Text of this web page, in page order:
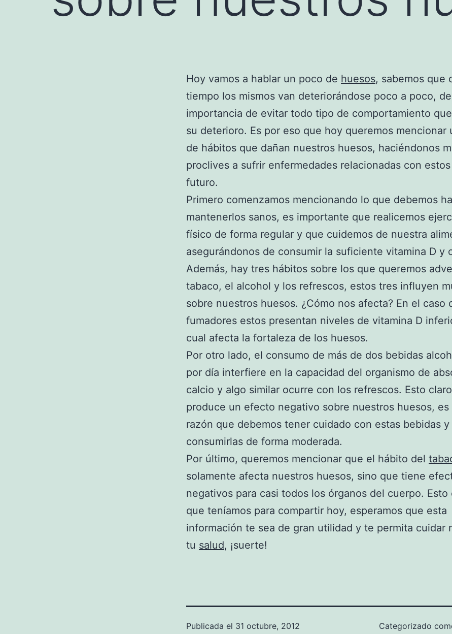
Hoy vamos a hablar un poco de huesos, sabemos que
tiempo los mismos van deteriorándose poco a poco,
importancia de evitar todo tipo de comportamiento
su deterioro. Es por eso que hoy queremos mencionar
de hábitos que dañan nuestros huesos, haciéndonos
proclives a sufrir enfermedades relacionadas con
futuro.
Primero comenzamos mencionando lo que debemos
mantenerlos sanos, es importante que realicemos
físico de forma regular y que cuidemos de nuestra
asegurándonos de consumir la suficiente vitamina D y
Además, hay tres hábitos sobre los que queremos
tabaco, el alcohol y los refrescos, estos tres influyen
sobre nuestros huesos. ¿Cómo nos afecta? En el caso
fumadores estos presentan niveles de vitamina D
cual afecta la fortaleza de los huesos.
Por otro lado, el consumo de más de dos bebidas
por día interfiere en la capacidad del organismo de
calcio y algo similar ocurre con los refrescos. Esto
produce un efecto negativo sobre nuestros huesos, es
razón que debemos tener cuidado con estas bebidas y
consumirlas de forma moderada.
Por último, queremos mencionar que el hábito del
solamente afecta nuestros huesos, sino que tiene
negativos para casi todos los órganos del cuerpo. Esto
que teníamos para compartir hoy, esperamos que esta
información te sea de gran utilidad y te permita cuidar
tu salud, ¡suerte!
Publicada el 31 octubre, 2012
Categorizado